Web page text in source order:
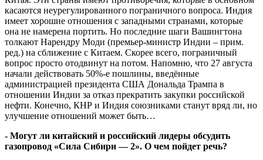
касаются неурегулированного пограничного вопроса. Индия
имеет хорошие отношения с западными странами, которые
она не намерена портить. Но последние шаги Вашингтона
толкают Нарендру Моди (премьер-министр Индии – прим.
ред.) на сближение с Китаем. Скорее всего, пограничный
вопрос просто отодвинут на потом. Напомню, что 27 августа
начали действовать 50%-е пошлины, введённые
администрацией президента США Дональда Трампа в
отношении Индии за отказ прекратить закупки российской
нефти. Конечно, КНР и Индия союзниками станут вряд ли, но
улучшение отношений может быть…
- Могут ли китайский и российский лидеры обсудить
газопровод «Сила Сибири — 2». О чем пойдет речь?